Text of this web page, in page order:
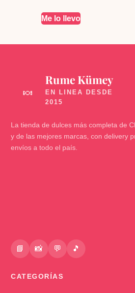
Me lo llevo
🍬
Rume Kümey
La tienda de dulces más completa de
y de las mejores marcas, con delivery
envíos a todo el país.
📘 📸 💬 🎵
CATEGORÍAS